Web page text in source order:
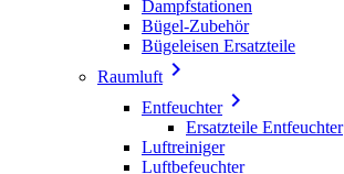
Dampfstationen
Bügel-Zubehör
Bügeleisen Ersatzteile
Raumluft 
Entfeuchter
Ersatzteile Entfeuchter
Luftreiniger
Luftbefeuchter